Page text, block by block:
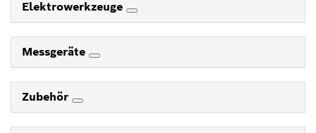
Elektrowerkzeuge
Messgeräte
Zubehör